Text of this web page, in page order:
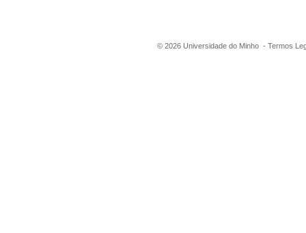
© 2026 Universidade do Minho - Termos